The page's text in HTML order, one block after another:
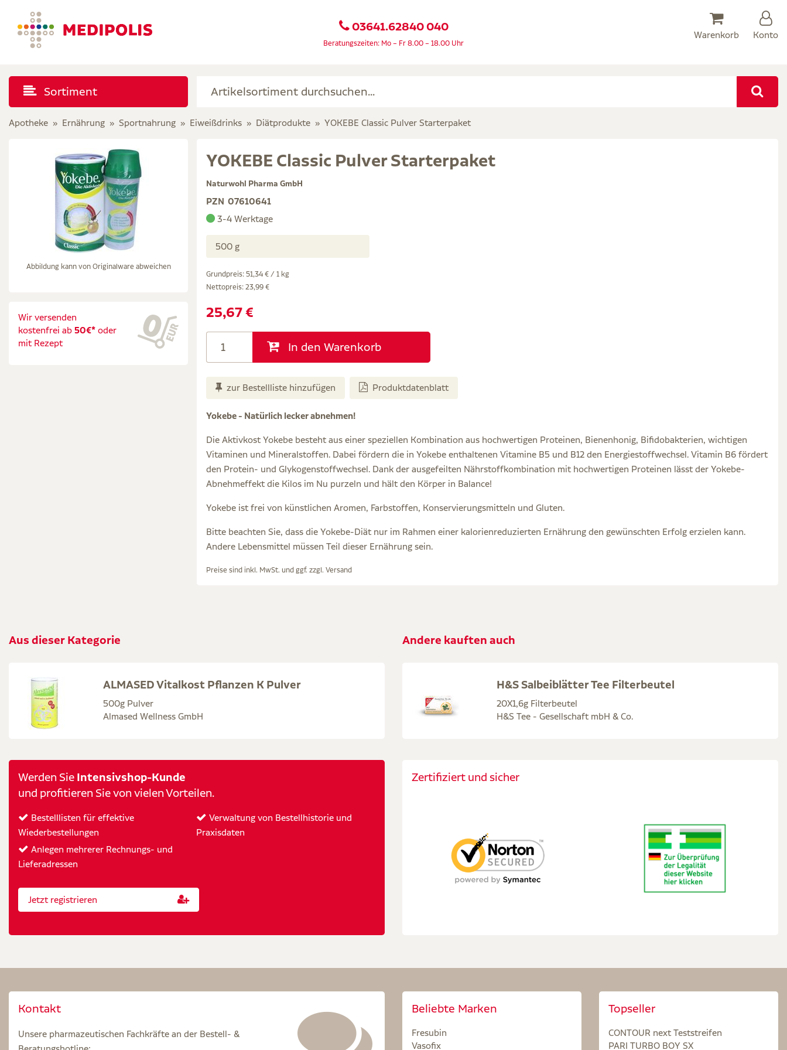
03641.62840 040
Beratungszeiten: Mo – Fr 8.00 – 18.00 Uhr
Warenkorb Konto
Sortiment
Apotheke Ernährung Sportnahrung Eiweißdrinks Diätprodukte YOKEBE Classic Pulver Starterpaket
Abbildung kann von Originalware abweichen
Wir versenden
kostenfrei ab 50€* oder
mit Rezept
YOKEBE Classic Pulver Starterpaket
Naturwohl Pharma GmbH
PZN 07610641
3-4 Werktage
500 g
Grundpreis: 51,34 € / 1 kg
Nettopreis: 23,99 €
25,67 €
In den Warenkorb
zur Bestellliste hinzufügen Produktdatenblatt
Yokebe - Natürlich lecker abnehmen!
Die Aktivkost Yokebe besteht aus einer speziellen Kombination aus hochwertigen Proteinen, Bienenhonig, Bifidobakterien, wichtigen
Vitaminen und Mineralstoffen. Dabei fördern die in Yokebe enthaltenen Vitamine B5 und B12 den Energiestoffwechsel. Vitamin B6 fördert
den Protein- und Glykogenstoffwechsel. Dank der ausgefeilten Nährstoffkombination mit hochwertigen Proteinen lässt der Yokebe-
Abnehmeffekt die Kilos im Nu purzeln und hält den Körper in Balance!
Yokebe ist frei von künstlichen Aromen, Farbstoffen, Konservierungsmitteln und Gluten.
Bitte beachten Sie, dass die Yokebe-Diät nur im Rahmen einer kalorienreduzierten Ernährung den gewünschten Erfolg erzielen kann.
Andere Lebensmittel müssen Teil dieser Ernährung sein.
Preise sind inkl. MwSt. und ggf. zzgl. Versand
Aus dieser Kategorie
ALMASED Vitalkost Pflanzen K Pulver
500g Pulver
Almased Wellness GmbH
Andere kauften auch
H&S Salbeiblätter Tee Filterbeutel
20X1,6g Filterbeutel
H&S Tee - Gesellschaft mbH & Co.
Werden Sie Intensivshop-Kunde
und profitieren Sie von vielen Vorteilen.
Bestelllisten für effektive
Wiederbestellungen
Anlegen mehrerer Rechnungs- und
Lieferadressen
Verwaltung von Bestellhistorie und
Praxisdaten
Jetzt registrieren
Zertifiziert und sicher
Kontakt
Unsere pharmazeutischen Fachkräfte an der Bestell- &
Beliebte Marken
Fresubin
Vasofix
Topseller
CONTOUR next Teststreifen
PARI TURBO BOY SX